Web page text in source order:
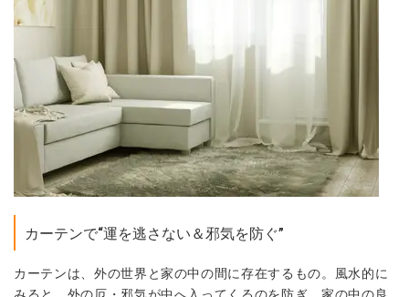
カーテンで“運を逃さない＆邪気を防ぐ”
カーテンは、外の世界と家の中の間に存在するもの。風水的に